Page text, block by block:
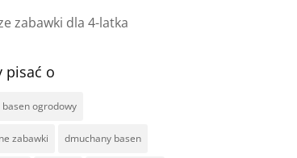
zabawki dla 4-latka
pisać o
basen ogrodowy
zabawki dmuchany basen